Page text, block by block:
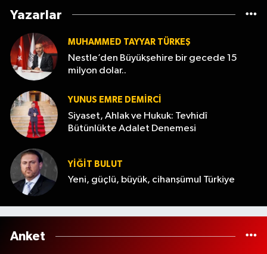
Yazarlar
MUHAMMED TAYYAR TÜRKEŞ
Nestle’den Büyükşehire bir gecede 15
milyon dolar..
YUNUS EMRE DEMIRCI
Siyaset, Ahlak ve Hukuk: Tevhidî
Bütünlükte Adalet Denemesi
YİĞİT BULUT
Yeni, güçlü, büyük, cihanşümul Türkiye
Anket